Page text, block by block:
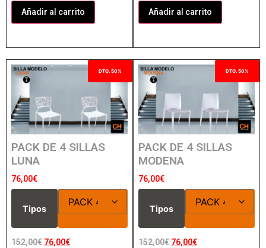
Añadir al carrito Añadir al carrito
DTO. 50%
PACK DE 4 SILLAS
LUNA
76,00€
Tipos
152,00€ 76,00€
DTO. 50%
PACK DE 4 SILLAS
MODENA
76,00€
Tipos
152,00€ 76,00€